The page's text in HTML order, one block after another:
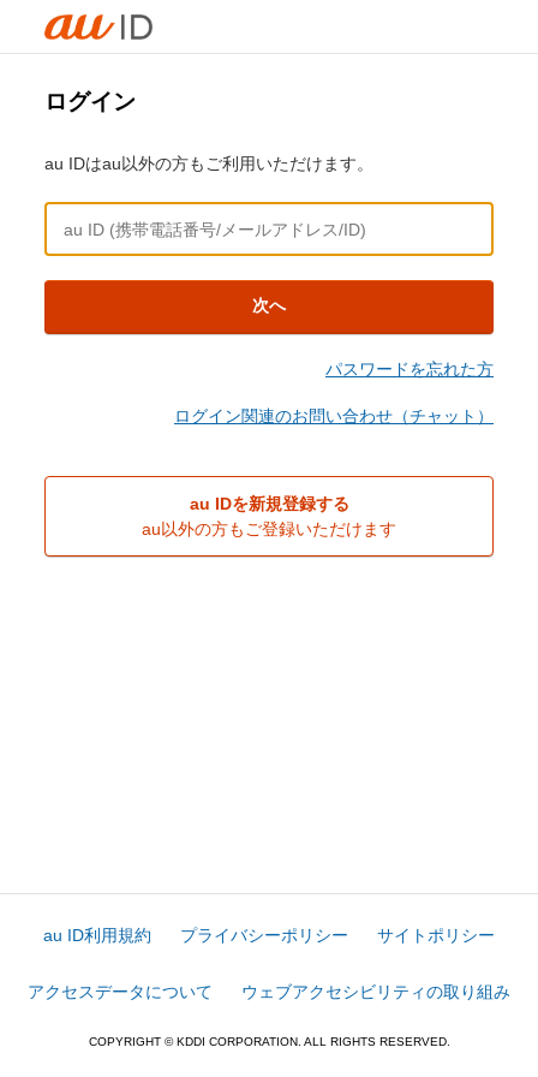
ログイン
au IDはau以外の方もご利用いただけます。
次へ
パスワードを忘れた方
ログイン関連のお問い合わせ（チャット）
au IDを新規登録する
au以外の方もご登録いただけます
au ID利用規約 プライバシーポリシー サイトポリシー
アクセスデータについて ウェブアクセシビリティの取り組み
COPYRIGHT © KDDI CORPORATION. ALL RIGHTS RESERVED.